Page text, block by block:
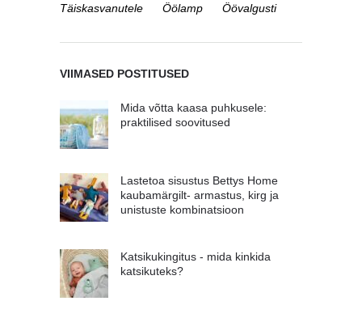
Täiskasvanutele
Öölamp Öövalgusti
VIIMASED POSTITUSED
Mida võtta kaasa puhkusele:
praktilised soovitused
Lastetoa sisustus Bettys Home
kaubamärgilt- armastus, kirg ja
unistuste kombinatsioon
Katsikukingitus - mida kinkida
katsikuteks?